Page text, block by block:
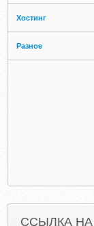
Хостинг
Разное
ССЫЛКА